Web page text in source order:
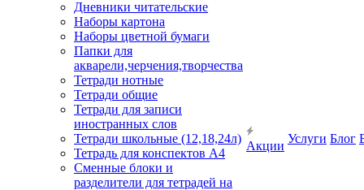
Дневники читательские
Наборы картона
Наборы цветной бумаги
Папки для
акварели,черчения,творчества
Тетради нотные
Тетради общие
Тетради для записи
иностранных слов
Тетради школьные (12,18,24л)
Тетрадь для конспектов А4
Сменные блоки и
разделители для тетрадей на
Акции
Услуги Блог